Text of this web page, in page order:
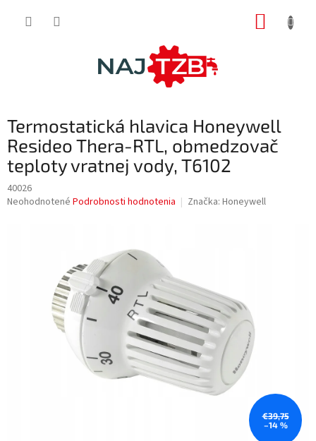
Termostatická hlavica Honeywell
Resideo Thera-RTL, obmedzovač
teploty vratnej vody, T6102
40026
Priemerné
hviezdičiek.
Neohodnotené Podrobnosti hodnotenia Značka: Honeywell
€39,75
–14 %